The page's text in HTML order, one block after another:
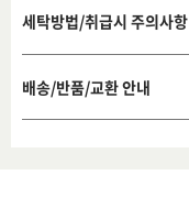
세탁방법/취급시 주의사항
배송/반품/교환 안내